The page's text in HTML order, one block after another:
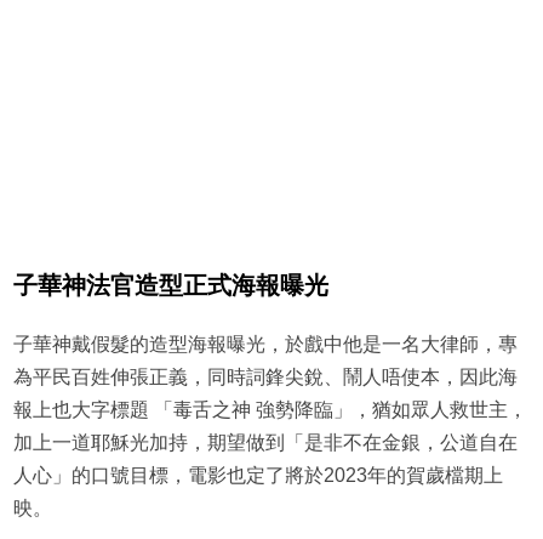
子華神法官造型正式海報曝光
子華神戴假髮的造型海報曝光，於戲中他是一名大律師，專
為平民百姓伸張正義，同時詞鋒尖銳、鬧人唔使本，因此海
報上也大字標題 「毒舌之神 強勢降臨」，猶如眾人救世主，
加上一道耶穌光加持，期望做到「是非不在金銀，公道自在
人心」的口號目標，電影也定了將於2023年的賀歲檔期上
映。